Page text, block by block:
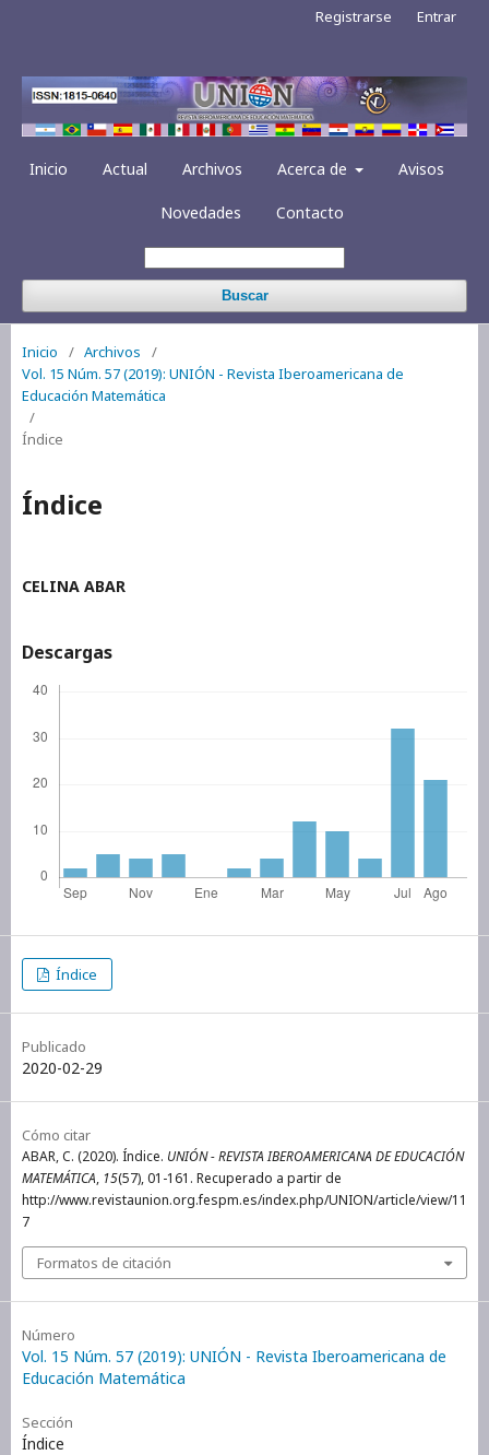
Inicio Actual Archivos Acerca de Avisos
Novedades Contacto
Buscar
Registrarse Entrar
Inicio / Archivos
/
Vol. 15 Núm. 57 (2019): UNIÓN - Revista Iberoamericana de
Educación Matemática
/
Índice
Índice
CELINA ABAR
Descargas
Índice
Publicado
2020-02-29
Cómo citar
ABAR, C. (2020). Índice. UNIÓN - REVISTA IBEROAMERICANA DE EDUCACIÓN
MATEMÁTICA, 15(57), 01-161. Recuperado a partir de
http://www.revistaunion.org.fespm.es/index.php/UNION/article/view/11
7
Formatos de citación
Número
Vol. 15 Núm. 57 (2019): UNIÓN - Revista Iberoamericana de
Educación Matemática
Sección
Índice